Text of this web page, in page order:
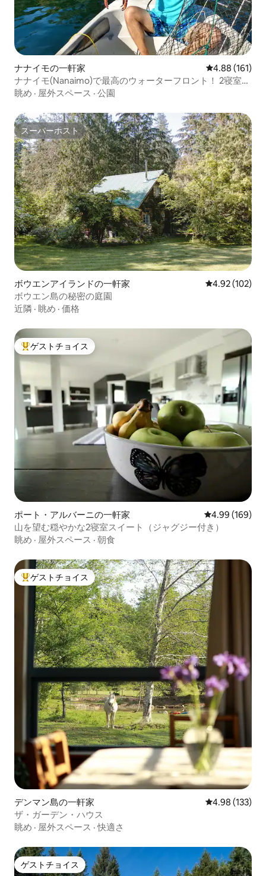
ナナイモの一軒家 レビュー161
4.88 (161)
ナナイモ(Nanaimo)で最高のウォーターフロント！ 2寝室、
2バスルーム
眺め · 屋外スペース · 公園
スーパーホスト
スーパーホスト
ボウエンアイランドの一軒家 レビュー102
4.92 (102)
ボウエン島の秘密の庭園
近隣 · 眺め · 価格
大好評のゲストチョイスです。
ゲストチョイス
ポート・アルバーニの一軒家 レビュー169
4.99 (169)
山を望む穏やかな2寝室スイート（ジャグジー付き）
眺め · 屋外スペース · 朝食
大好評のゲストチョイスです。
ゲストチョイス
デンマン島の一軒家 レビュー133
4.98 (133)
ザ・ガーデン・ハウス
眺め · 屋外スペース ·快適さ
ゲストチョイス
ゲストチョイス